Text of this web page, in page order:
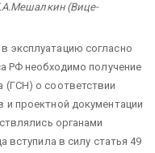
(Вице-
эксплуатацию согласно
РФ необходимо получение
(ГСН) о соответствии
и проектной документации
органами
вступила в силу статья 49